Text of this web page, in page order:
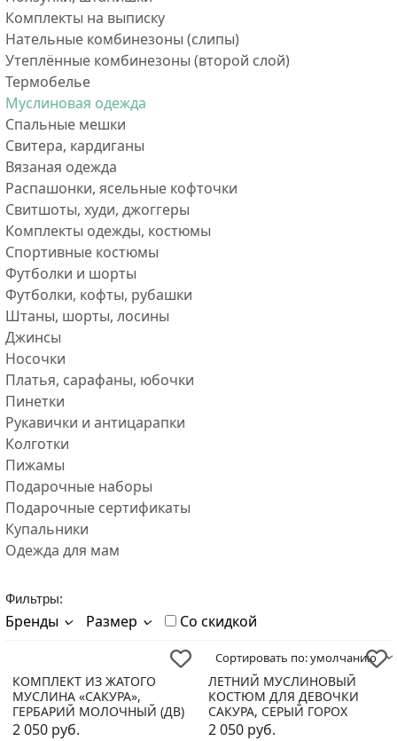
Комплекты на выписку
Нательные комбинезоны (слипы)
Утеплённые комбинезоны (второй слой)
Термобелье
Муслиновая одежда
Спальные мешки
Свитера, кардиганы
Вязаная одежда
Распашонки, ясельные кофточки
Свитшоты, худи, джоггеры
Комплекты одежды, костюмы
Спортивные костюмы
Футболки и шорты
Футболки, кофты, рубашки
Штаны, шорты, лосины
Джинсы
Носочки
Платья, сарафаны, юбочки
Пинетки
Рукавички и антицарапки
Колготки
Пижамы
Подарочные наборы
Подарочные сертификаты
Купальники
Одежда для мам
Фильтры:
Бренды Размер Со скидкой
Сортировать по:умолчанию
КОМПЛЕКТ ИЗ ЖАТОГО
МУСЛИНА «САКУРА»,
ГЕРБАРИЙ МОЛОЧНЫЙ (ДВ)
2 050 руб.
ЛЕТНИЙ МУСЛИНОВЫЙ
КОСТЮМ ДЛЯ ДЕВОЧКИ
САКУРА, СЕРЫЙ ГОРОХ
2 050 руб.